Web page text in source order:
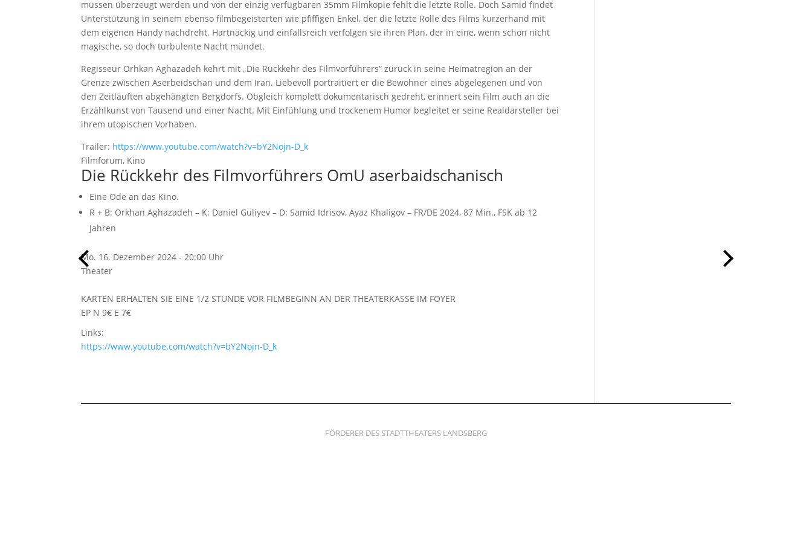
müssen überzeugt werden und von der einzig verfügbaren 35mm Filmkopie fehlt die letzte Rolle. Doch Samid findet
Unterstützung in seinem ebenso filmbegeisterten wie pfiffigen Enkel, der die letzte Rolle des Films kurzerhand mit
dem eigenen Handy nachdreht. Hartnäckig und einfallsreich verfolgen sie ihren Plan, der in eine, wenn schon nicht
magische, so doch turbulente Nacht mündet.
Regisseur Orhkan Aghazadeh kehrt mit „Die Rückkehr des Filmvorführers“ zurück in seine Heimatregion an der
Grenze zwischen Aserbeidschan und dem Iran. Liebevoll portraitiert er die Bewohner eines abgelegenen und von
den Zeitläuften abgehängten Bergdorfs. Obgleich komplett dokumentarisch gedreht, erinnert sein Film auch an die
Erzählkunst von Tausend und einer Nacht. Mit Einfühlung und trockenem Humor begleitet er seine Realdarsteller bei
ihrem utopischen Vorhaben.
Trailer: https://www.youtube.com/watch?v=bY2Nojn-D_k
Filmforum, Kino
Die Rückkehr des Filmvorführers OmU aserbaidschanisch
Eine Ode an das Kino.
R + B: Orkhan Aghazadeh – K: Daniel Guliyev – D:Samid Idrisov,Ayaz Khaligov – FR/DE 2024, 87 Min., FSK ab 12
Jahren
Mo. 16. Dezember 2024 - 20:00 Uhr
Theater
KARTEN ERHALTEN SIE EINE 1/2 STUNDE VOR FILMBEGINN AN DER THEATERKASSE IM FOYER
EP N 9€ E 7€
Links:
https://www.youtube.com/watch?v=bY2Nojn-D_k
FÖRDERER DES STADTTHEATERS LANDSBERG